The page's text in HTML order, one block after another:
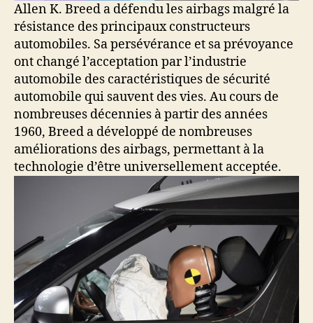
Allen K. Breed a défendu les airbags malgré la
résistance des principaux constructeurs
automobiles. Sa persévérance et sa prévoyance
ont changé l’acceptation par l’industrie
automobile des caractéristiques de sécurité
automobile qui sauvent des vies. Au cours de
nombreuses décennies à partir des années
1960, Breed a développé de nombreuses
améliorations des airbags, permettant à la
technologie d’être universellement acceptée.